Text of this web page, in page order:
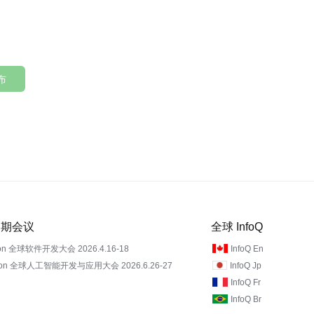
会议
全球软件开发大会 2026.4.16-18
全球人工智能开发与应用大会 2026.6.26-27
全球 InfoQ
InfoQ En
InfoQ Jp
InfoQ Fr
InfoQ Br